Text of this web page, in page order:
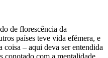
de florescência da
países teve vida efémera, e
– aqui deva ser entendida